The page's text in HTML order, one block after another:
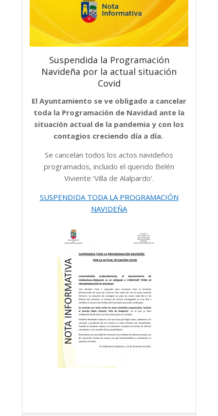
Suspendida la Programación
Navideña por la actual situación
Covid
El Ayuntamiento se ve obligado a cancelar
toda la Programación de Navidad ante la
situación actual de la pandemia y con los
contagios creciendo día a día.
Se cancelan todos los actos navideños
programados, incluido el querido Belén
Viviente ‘Villa de Alalpardo’.
SUSPENDIDA TODA LA PROGRAMACIÓN
NAVIDEÑA